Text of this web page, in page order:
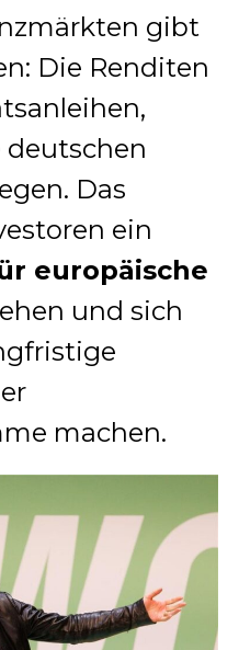
gibt
Die Renditen
Das
ein
europäische
und sich
machen.